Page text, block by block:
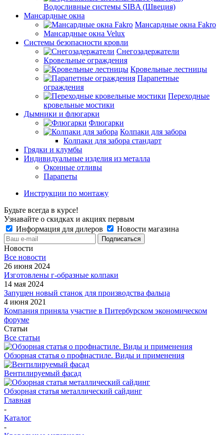
Водосливные системы SIBA (Швеция)
Мансардные окна
Мансардные окна Fakro
Мансардные окна Velux
Системы безопасности кровли
Снегозадержатели
Кровельные ограждения
Кровельные лестницы
Парапетные
ограждения
Переходные
кровельные мостики
Дымники и флюгарки
Флюгарки
Колпаки для забора
Колпаки для забора стандарт
Грядки и клумбы
Индивидуальные изделия из металла
Оконные отливы
Парапеты
Инструкции по монтажу
Будьте всегда в курсе!
Узнавайте о скидках и акциях первым
Информация для дилеров
Новости магазина
Новости
Все новости
26 июня 2024
Изготовлены г-образные колпаки
14 мая 2024
Запущен новый станок для производства фальца
4 июня 2021
Компания приняла участие в Питербурском экономическом
форуме
Статьи
Все статьи
Обзорная статья о профнастиле. Виды и применения
Вентилируемый фасад
Обзорная статья металлический сайдинг
Главная
-
Каталог
-